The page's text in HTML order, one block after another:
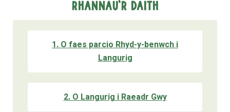
Rhannau'r Daith
1. O faes parcio Rhyd-y-benwch i
Langurig
2. O Langurig i Raeadr Gwy